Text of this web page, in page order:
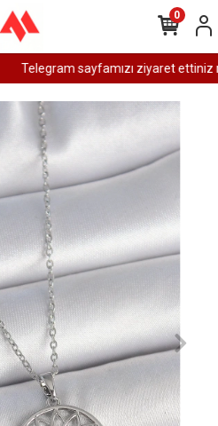
Telegram sayfamızı ziyaret ettiniz
0